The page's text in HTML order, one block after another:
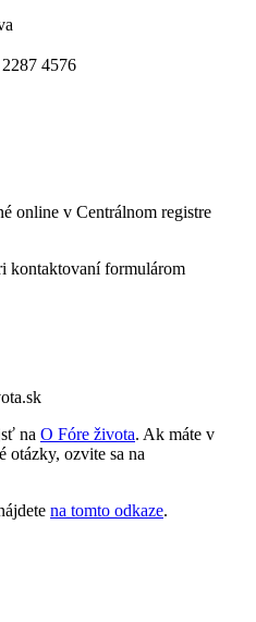
4576
online v Centrálnom registre
kontaktovaní formulárom
na O Fóre života. Ak máte v
otázky, ozvite sa na
na tomto odkaze.